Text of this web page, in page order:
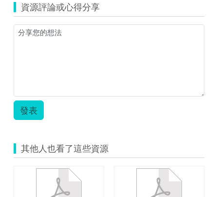
技
教
資源評論或心得分享
發表
其他人也看了這些資源